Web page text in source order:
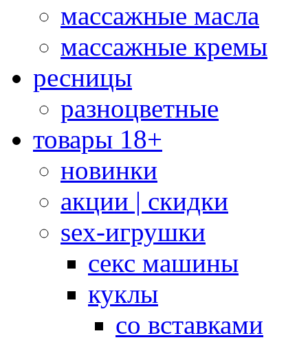
массажные масла
массажные кремы
ресницы
разноцветные
товары 18+
новинки
акции | скидки
sex-игрушки
секс машины
куклы
со вставками